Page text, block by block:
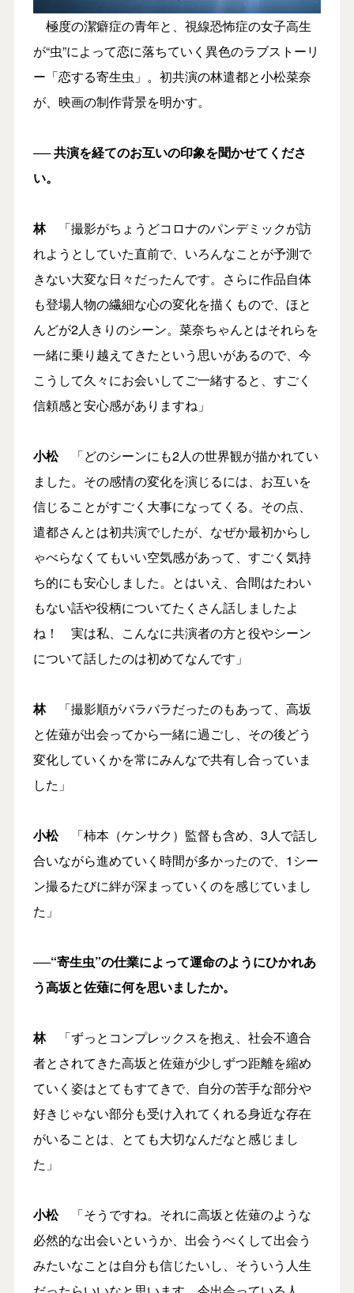
極度の潔癖症の青年と、視線恐怖症の女子高生
が“虫”によって恋に落ちていく異色のラブストーリ
ー「恋する寄生虫」。初共演の林遣都と小松菜奈
が、映画の制作背景を明かす。
── 共演を経てのお互いの印象を聞かせてくださ
い。
林「撮影がちょうどコロナのパンデミックが訪
れようとしていた直前で、いろんなことが予測で
きない大変な日々だったんです。さらに作品自体
も登場人物の繊細な心の変化を描くもので、ほと
んどが2人きりのシーン。菜奈ちゃんとはそれらを
一緒に乗り越えてきたという思いがあるので、今
こうして久々にお会いしてご一緒すると、すごく
信頼感と安心感がありますね」
小松「どのシーンにも2人の世界観が描かれてい
ました。その感情の変化を演じるには、お互いを
信じることがすごく大事になってくる。その点、
遣都さんとは初共演でしたが、なぜか最初からし
ゃべらなくてもいい空気感があって、すごく気持
ち的にも安心しました。とはいえ、合間はたわい
もない話や役柄についてたくさん話しましたよ
ね！ 実は私、こんなに共演者の方と役やシーン
について話したのは初めてなんです」
林「撮影順がバラバラだったのもあって、高坂
と佐薙が出会ってから一緒に過ごし、その後どう
変化していくかを常にみんなで共有し合っていま
した」
小松「柿本（ケンサク）監督も含め、3人で話し
合いながら進めていく時間が多かったので、1シー
ン撮るたびに絆が深まっていくのを感じていまし
た」
──“寄生虫”の仕業によって運命のようにひかれあ
う高坂と佐薙に何を思いましたか。
林「ずっとコンプレックスを抱え、社会不適合
者とされてきた高坂と佐薙が少しずつ距離を縮め
ていく姿はとてもすてきで、自分の苦手な部分や
好きじゃない部分も受け入れてくれる身近な存在
がいることは、とても大切なんだなと感じまし
た」
小松「そうですね。それに高坂と佐薙のような
必然的な出会いというか、出会うべくして出会う
みたいなことは自分も信じたいし、そういう人生